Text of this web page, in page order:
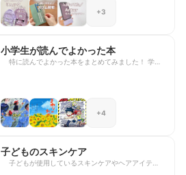
+3
小学生が読んでよかった本
特に読んでよかった本をまとめてみました！ 学び
+4
子どものスキンケア
子どもが使用しているスキンケアやヘアアイテムを